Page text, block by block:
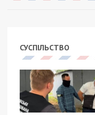
СУСПІЛЬСТВО